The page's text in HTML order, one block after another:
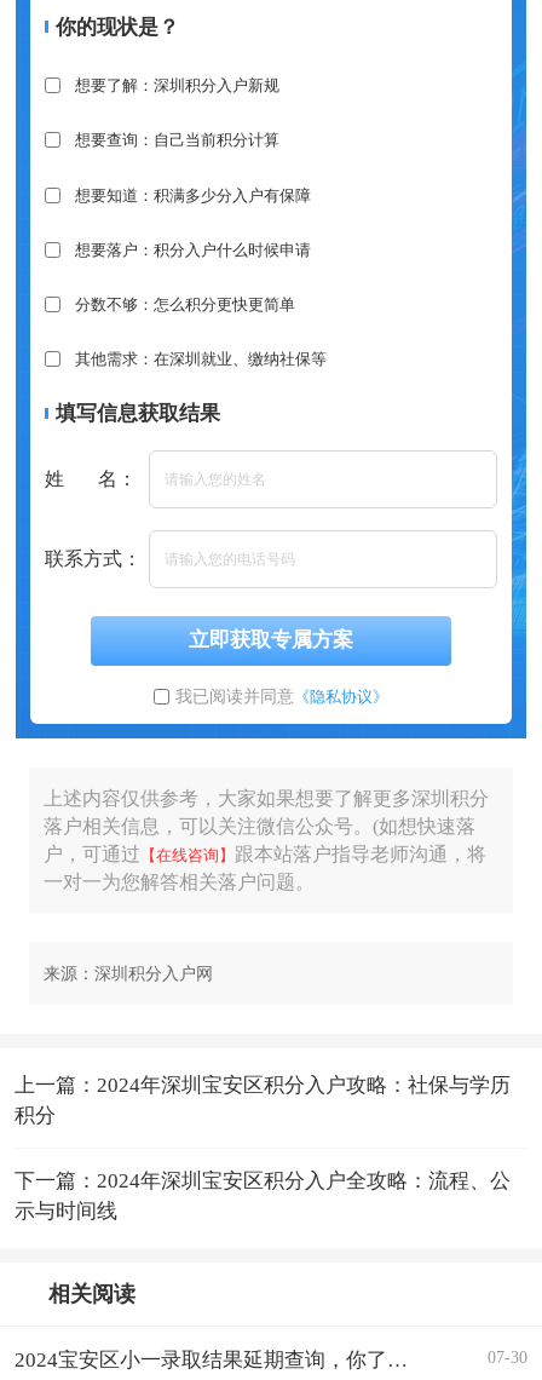
你的现状是？
想要了解：深圳积分入户新规
想要查询：自己当前积分计算
想要知道：积满多少分入户有保障
想要落户：积分入户什么时候申请
分数不够：怎么积分更快更简单
其他需求：在深圳就业、缴纳社保等
填写信息获取结果
姓 名：
联系方式：
立即获取专属方案
我已阅读并同意 《隐私协议》
上述内容仅供参考，大家如果想要了解更多深圳积分
落户相关信息，可以关注微信公众号。(如想快速落
户，可通过 【在线咨询】 跟本站落户指导老师沟通，将
一对一为您解答相关落户问题。
来源：深圳积分入户网
上一篇：2024年深圳宝安区积分入户攻略：社保与学历
积分
下一篇：2024年深圳宝安区积分入户全攻略：流程、公
示与时间线
相关阅读
2024宝安区小一录取结果延期查询，你了解多少? 07-30